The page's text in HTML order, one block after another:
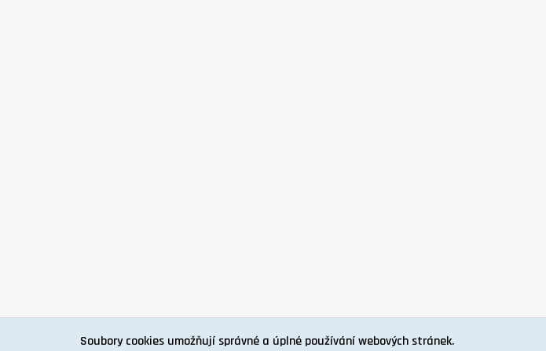
Soubory cookies umožňují správné a úplné používání webových stránek.